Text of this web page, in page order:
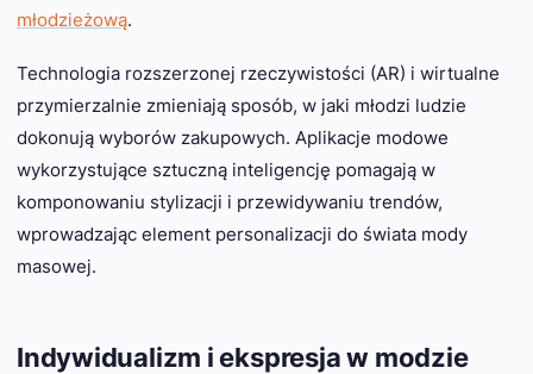
młodzieżową.
Technologia rozszerzonej rzeczywistości (AR) i wirtualne
przymierzalnie zmieniają sposób, w jaki młodzi ludzie
dokonują wyborów zakupowych. Aplikacje modowe
wykorzystujące sztuczną inteligencję pomagają w
komponowaniu stylizacji i przewidywaniu trendów,
wprowadzając element personalizacji do świata mody
masowej.
Indywidualizm i ekspresja w modzie